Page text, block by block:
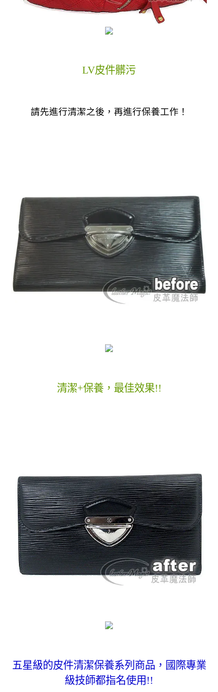
LV皮件髒污
請先進行清潔之後，再進行保養工作！
清潔+保養，最佳效果!!
五星級的皮件清潔保養系列商品，國際專業
級技師都指名使用!!